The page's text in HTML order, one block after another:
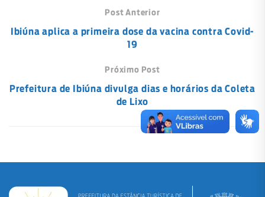
Post Anterior
Ibiúna aplica a primeira dose da vacina contra Covid-
19
Próximo Post
Prefeitura de Ibiúna divulga dias e horários da Coleta
de Lixo